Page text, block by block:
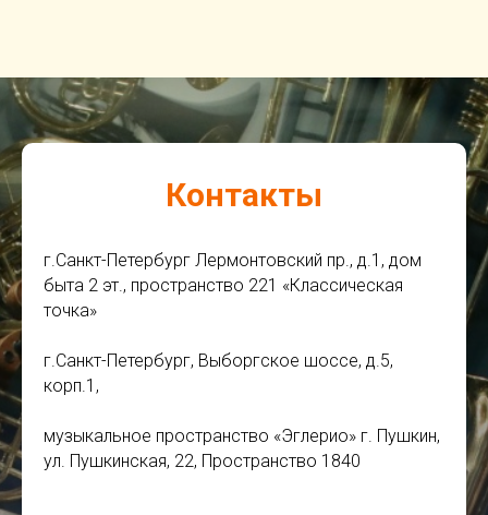
Контакты
г.Санкт-Петербург Лермонтовский пр., д.1, дом
быта 2 эт., пространство 221 «Классическая
точка»
г.Санкт-Петербург, Выборгское шоссе, д.5,
корп.1,
музыкальное пространство «Эглерио» г. Пушкин,
ул. Пушкинская, 22, Пространство 1840